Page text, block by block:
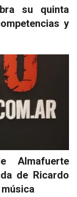
su quinta
y
Almafuerte
de Ricardo